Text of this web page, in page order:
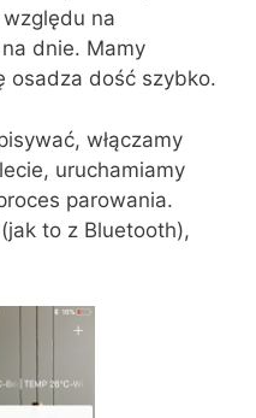
na
dnie. Mamy
osadza dość szybko.
włączamy
uruchamiamy
parowania.
to z Bluetooth),